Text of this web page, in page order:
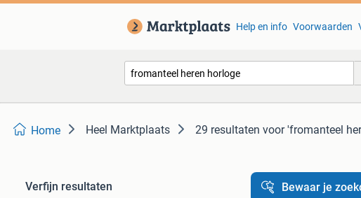
Help en info Voorwaarden
Home Heel Marktplaats 29 resultaten voor 'fromanteel
Verfijn resultaten
Bewaar je